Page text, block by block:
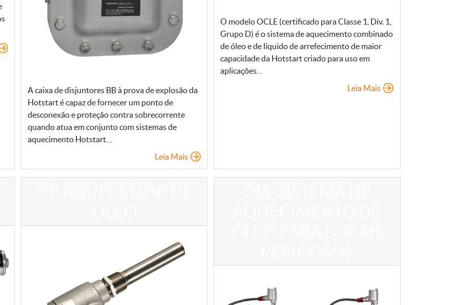
A caixa de disjuntores BB à prova de explosão da
Hotstart é capaz de fornecer um ponto de
desconexão e proteção contra sobrecorrente
quando atua em conjunto com sistemas de
aquecimento Hotstart…
Leia Mais
O modelo OCLE (certificado para Classe 1, Div. 1,
Grupo D) é o sistema de aquecimento combinado
de óleo e de líquido de arrefecimento de maior
capacidade da Hotstart criado para uso em
aplicações…
Leia Mais